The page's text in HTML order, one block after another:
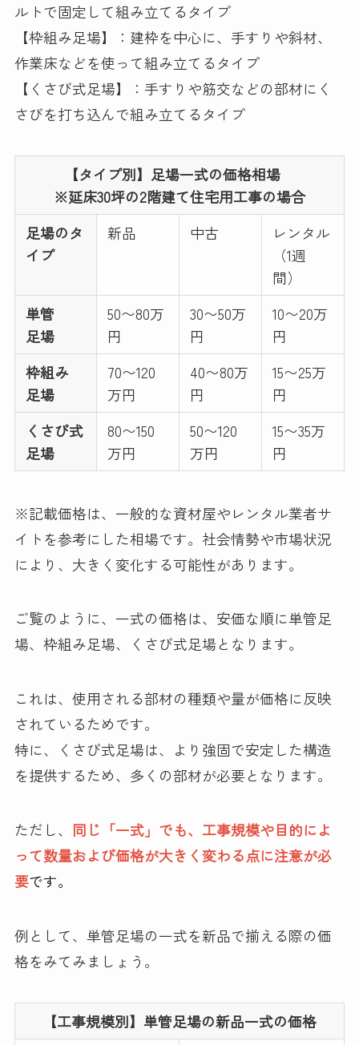
ルトで固定して組み立てるタイプ
【枠組み足場】：建枠を中心に、手すりや斜材、
作業床などを使って組み立てるタイプ
【くさび式足場】：手すりや筋交などの部材にく
さびを打ち込んで組み立てるタイプ
【タイプ別】足場一式の価格相場
※延床30坪の2階建て住宅用工事の場合
足場のタ
イプ
新品 中古
レンタル
（1週
間）
単管
足場
50〜80万
円
30〜50万
円
10〜20万
円
枠組み
足場
70〜120
万円
40〜80万
円
15〜25万
円
くさび式
足場
80〜150
万円
50〜120
万円
15〜35万
円
※記載価格は、一般的な資材屋やレンタル業者サ
イトを参考にした相場です。社会情勢や市場状況
により、大きく変化する可能性があります。
ご覧のように、一式の価格は、安価な順に単管足
場、枠組み足場、くさび式足場となります。
これは、使用される部材の種類や量が価格に反映
されているためです。
特に、くさび式足場は、より強固で安定した構造
を提供するため、多くの部材が必要となります。
ただし、 同じ「一式」でも、工事規模や目的によ
って数量および価格が大きく変わる点に注意が必
要です。
例として、単管足場の一式を新品で揃える際の価
格をみてみましょう。
【工事規模別】単管足場の新品一式の価格